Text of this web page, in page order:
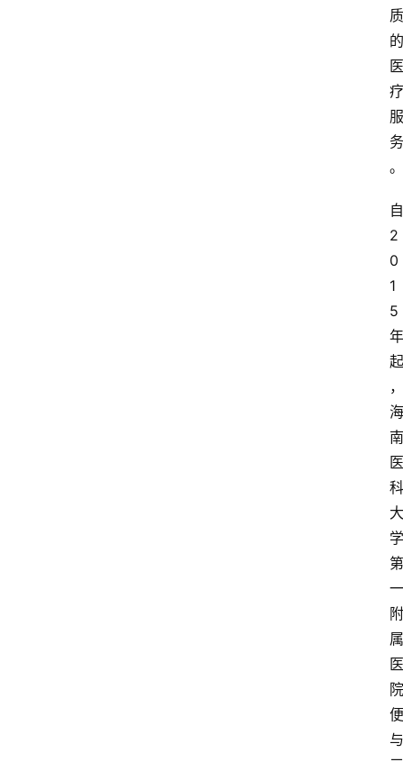
质
的
医
疗
服
务
。
自
2
0
1
5
年
起
，
海
南
医
科
大
学
第
一
附
属
医
院
便
与